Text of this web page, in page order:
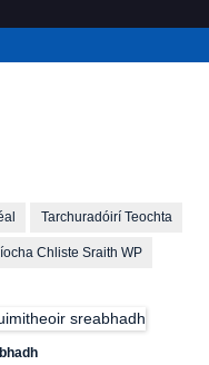
Tarchuradóirí Teochta
Chliste Sraith WP